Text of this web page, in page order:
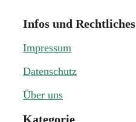
Infos und Rechtliches
Impressum
Datenschutz
Über uns
Kategorie